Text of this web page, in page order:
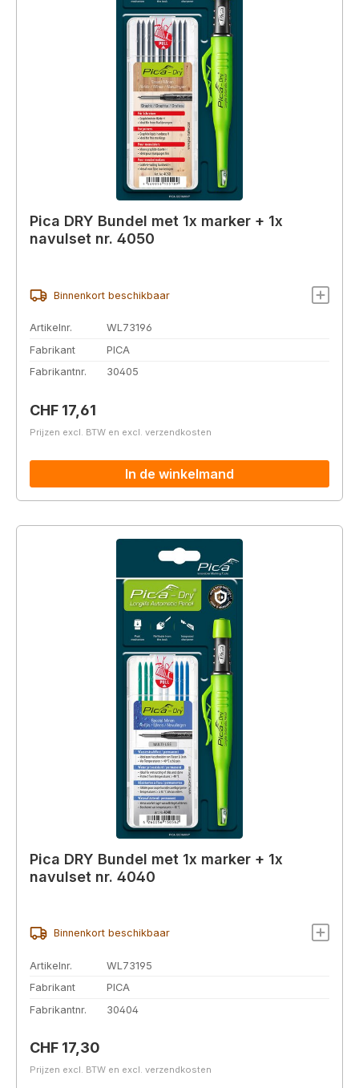
Pica DRY Bundel met 1x marker + 1x
navulset nr. 4050
Binnenkort beschikbaar
Artikelnr.
WL73196
Fabrikant
PICA
Fabrikantnr.
30405
Normale prijs:
CHF 17,61
Prijzen excl. BTW en excl. verzendkosten
In de winkelmand
Pica DRY Bundel met 1x marker + 1x
navulset nr. 4040
Binnenkort beschikbaar
Artikelnr.
WL73195
Fabrikant
PICA
Fabrikantnr.
30404
Normale prijs:
CHF 17,30
Prijzen excl. BTW en excl. verzendkosten